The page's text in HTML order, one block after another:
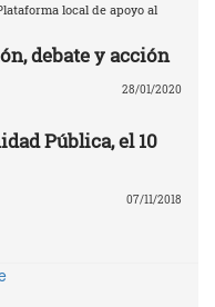
local de apoyo al
debate y acción
28/01/2020
Pública, el 10
07/11/2018